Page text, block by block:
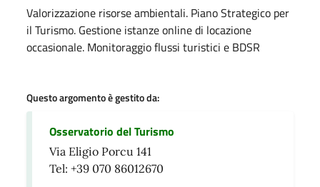
Dettagli della notizia
Valorizzazione risorse ambientali. Piano Strategico per
il Turismo. Gestione istanze online di locazione
occasionale. Monitoraggio flussi turistici e BDSR
Questo argomento è gestito da:
Osservatorio del Turismo
Via Eligio Porcu 141
Tel: +39 070 86012670